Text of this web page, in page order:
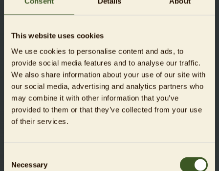
This website uses cookies
We use cookies to personalise content and ads, to
provide social media features and to analyse our traffic.
We also share information about your use of our site with
our social media, advertising and analytics partners who
may combine it with other information that you’ve
provided to them or that they’ve collected from your use
of their services.
Selection
Necessary
Kostenfreie Pressetickets werden ausschließlich bei einem
konkreten Rechercheanlass und nur an Wochentagen
Pressetickets für das Aquarium Berlin erfolgt am
Servicecenter am Löwentor. An Wochenenden und
Feiertagen ist der kostenfreie Eintritt nicht möglich. Für
Ausnahmeregelungen ist eine Genehmigung erforderlich.
Bitte kontaktieren Sie hierzu presse@zoo-berlin.de.
Filmen und Fotografieren im Aquarium
erlaubt. Die Besucherwege dürfen nicht verlassen